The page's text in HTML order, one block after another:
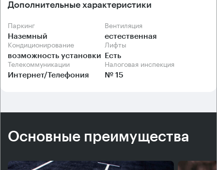
Дополнительные характеристики
Паркинг
Наземный
Вентиляция
естественная
Кондиционирование
возможность установки
Лифты
Есть
Телекоммуникации
Интернет/Телефония
Налоговая инспекция
№ 15
Основные преимущества